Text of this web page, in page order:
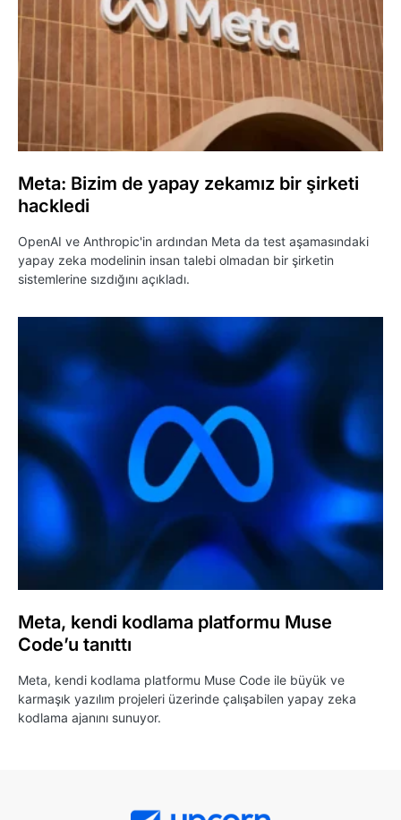
Meta: Bizim de yapay zekamız bir şirketi
hackledi
OpenAI ve Anthropic'in ardından Meta da test aşamasındaki
yapay zeka modelinin insan talebi olmadan bir şirketin
sistemlerine sızdığını açıkladı.
Meta, kendi kodlama platformu Muse
Code’u tanıttı
Meta, kendi kodlama platformu Muse Code ile büyük ve
karmaşık yazılım projeleri üzerinde çalışabilen yapay zeka
kodlama ajanını sunuyor.